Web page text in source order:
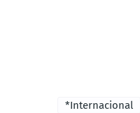
*Internacional